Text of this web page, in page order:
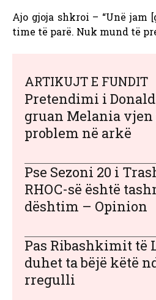
Ajo gjoja shkroi – “Unë jam
time të parë. Nuk mund të
ARTIKUJT E FUNDIT
Pretendimi i
gruan Melania vjen
problem në arkë
Pse Sezoni 20 i
RHOC-së është
dështim – Opinion
Pas Ribashkimit të
duhet ta bëjë këtë
rregulli